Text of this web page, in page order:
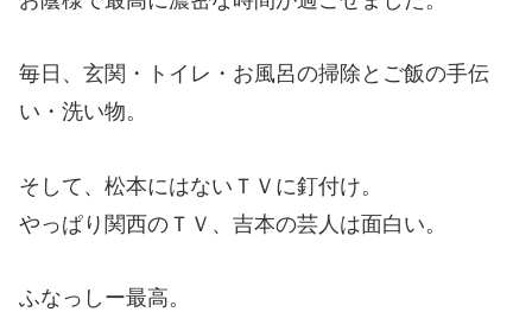
毎日、玄関・トイレ・お風呂の掃除とご飯の手伝
い・洗い物。
そして、松本にはないＴＶに釘付け。
やっぱり関西のＴＶ、吉本の芸人は面白い。
ふなっしー最高。